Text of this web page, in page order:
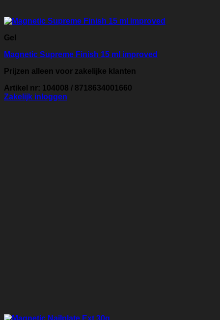
Gel
Magnetic Supreme Finish 15 ml improved
Prijzen alleen voor zakelijke klanten
Artikel nr: 104008 / 8718634001660
Zakelijk inloggen